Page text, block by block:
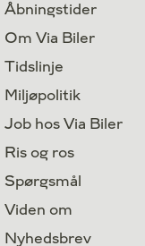
Åbningstider
Om Via Biler
Tidslinje
Miljøpolitik
Job hos Via Biler
Ris og ros
Spørgsmål
Viden om
Nyhedsbrev